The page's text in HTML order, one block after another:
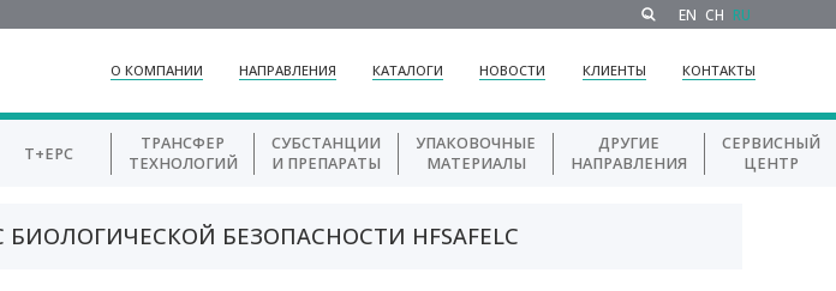
EN CH RU
О КОМПАНИИ НАПРАВЛЕНИЯ КАТАЛОГИ НОВОСТИ КЛИЕНТЫ КОНТАКТЫ
T+EPC
ТРАНСФЕР
ТЕХНОЛОГИЙ
СУБСТАНЦИИ
И ПРЕПАРАТЫ
УПАКОВОЧНЫЕ
МАТЕРИАЛЫ
ДРУГИЕ
НАПРАВЛЕНИЯ
СЕРВИСНЫЙ
ЦЕНТР
БИОЛОГИЧЕСКОЙ БЕЗОПАСНОСТИ HFSAFELC